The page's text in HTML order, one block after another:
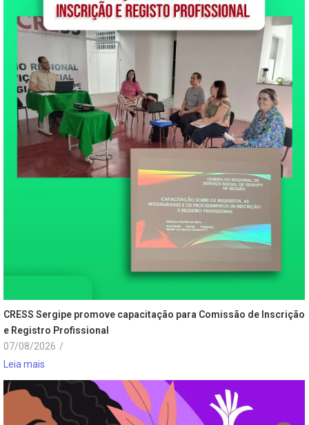
CRESS Sergipe promove capacitação para Comissão de Inscrição
e Registro Profissional
07/08/2026 /
Leia mais